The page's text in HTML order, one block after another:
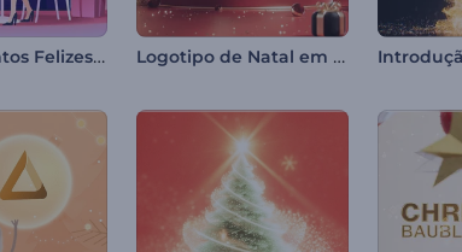
Cumprimentos Felizes do Dia dos Namorados Logotipo de Natal em Vermelho Rubi